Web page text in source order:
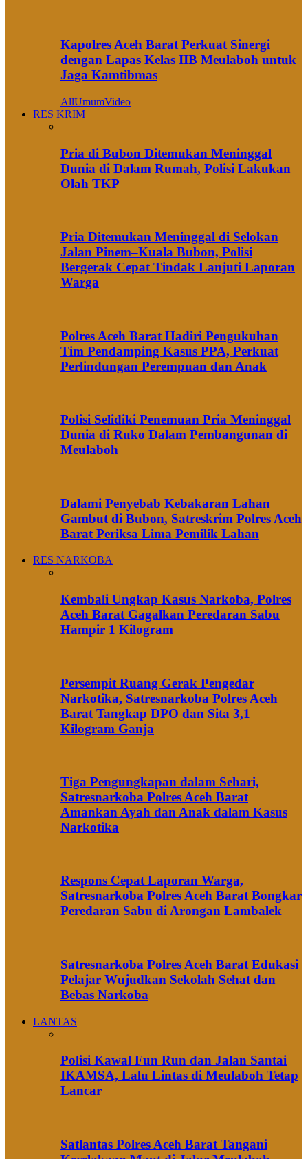
Kapolres Aceh Barat Perkuat Sinergi
dengan Lapas Kelas IIB Meulaboh untuk
Jaga Kamtibmas
AllUmumVideo
RES KRIM
Pria di Bubon Ditemukan Meninggal
Dunia di Dalam Rumah, Polisi Lakukan
Olah TKP
Pria Ditemukan Meninggal di Selokan
Jalan Pinem–Kuala Bubon, Polisi
Bergerak Cepat Tindak Lanjuti Laporan
Warga
Polres Aceh Barat Hadiri Pengukuhan
Tim Pendamping Kasus PPA, Perkuat
Perlindungan Perempuan dan Anak
Polisi Selidiki Penemuan Pria Meninggal
Dunia di Ruko Dalam Pembangunan di
Meulaboh
Dalami Penyebab Kebakaran Lahan
Gambut di Bubon, Satreskrim Polres Aceh
Barat Periksa Lima Pemilik Lahan
RES NARKOBA
Kembali Ungkap Kasus Narkoba, Polres
Aceh Barat Gagalkan Peredaran Sabu
Hampir 1 Kilogram
Persempit Ruang Gerak Pengedar
Narkotika, Satresnarkoba Polres Aceh
Barat Tangkap DPO dan Sita 3,1
Kilogram Ganja
Tiga Pengungkapan dalam Sehari,
Satresnarkoba Polres Aceh Barat
Amankan Ayah dan Anak dalam Kasus
Narkotika
Respons Cepat Laporan Warga,
Satresnarkoba Polres Aceh Barat Bongkar
Peredaran Sabu di Arongan Lambalek
Satresnarkoba Polres Aceh Barat Edukasi
Pelajar Wujudkan Sekolah Sehat dan
Bebas Narkoba
LANTAS
Polisi Kawal Fun Run dan Jalan Santai
IKAMSA, Lalu Lintas di Meulaboh Tetap
Lancar
Satlantas Polres Aceh Barat Tangani